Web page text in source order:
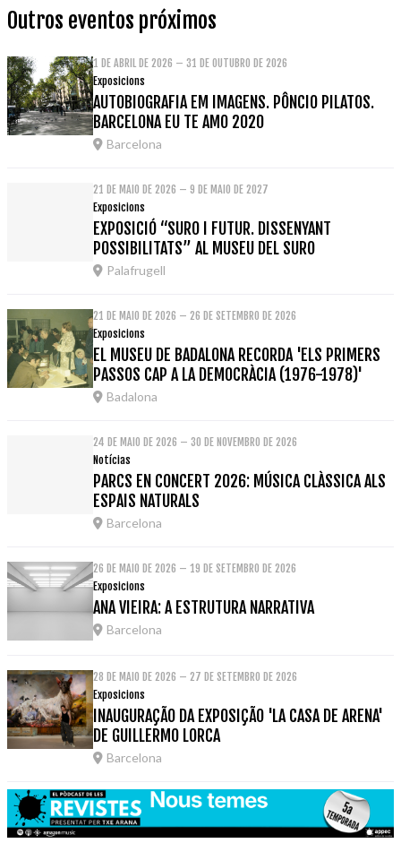
Outros eventos próximos
1 DE ABRIL DE 2026 – 31 DE OUTUBRO DE 2026
Exposicions
AUTOBIOGRAFIA EM IMAGENS. PÔNCIO PILATOS.
BARCELONA EU TE AMO 2020
Barcelona
21 DE MAIO DE 2026 – 9 DE MAIO DE 2027
Exposicions
EXPOSICIÓ “SURO I FUTUR. DISSENYANT
POSSIBILITATS” AL MUSEU DEL SURO
Palafrugell
21 DE MAIO DE 2026 – 26 DE SETEMBRO DE 2026
Exposicions
EL MUSEU DE BADALONA RECORDA 'ELS PRIMERS
PASSOS CAP A LA DEMOCRÀCIA (1976-1978)'
Badalona
24 DE MAIO DE 2026 – 30 DE NOVEMBRO DE 2026
Notícias
PARCS EN CONCERT 2026: MÚSICA CLÀSSICA ALS
ESPAIS NATURALS
Barcelona
26 DE MAIO DE 2026 – 19 DE SETEMBRO DE 2026
Exposicions
ANA VIEIRA: A ESTRUTURA NARRATIVA
Barcelona
28 DE MAIO DE 2026 – 27 DE SETEMBRO DE 2026
Exposicions
INAUGURAÇÃO DA EXPOSIÇÃO 'LA CASA DE ARENA'
DE GUILLERMO LORCA
Barcelona